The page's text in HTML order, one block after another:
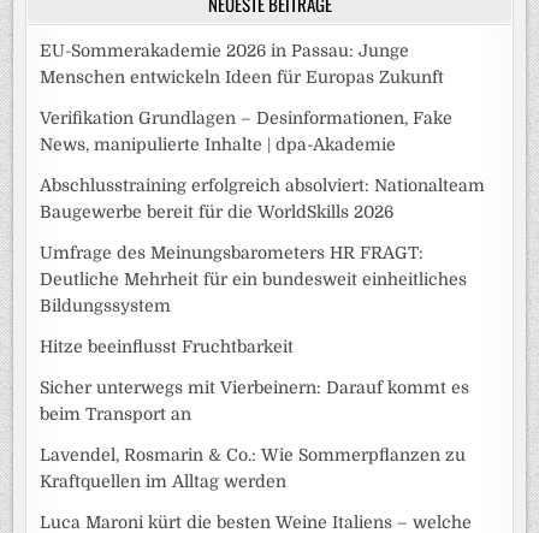
EU-Sommerakademie 2026 in Passau: Junge
Menschen entwickeln Ideen für Europas Zukunft
Verifikation Grundlagen – Desinformationen, Fake
News, manipulierte Inhalte | dpa-Akademie
Abschlusstraining erfolgreich absolviert: Nationalteam
Baugewerbe bereit für die WorldSkills 2026
Umfrage des Meinungsbarometers HR FRAGT:
Deutliche Mehrheit für ein bundesweit einheitliches
Bildungssystem
Hitze beeinflusst Fruchtbarkeit
Sicher unterwegs mit Vierbeinern: Darauf kommt es
beim Transport an
Lavendel, Rosmarin & Co.: Wie Sommerpflanzen zu
Kraftquellen im Alltag werden
Luca Maroni kürt die besten Weine Italiens – welche